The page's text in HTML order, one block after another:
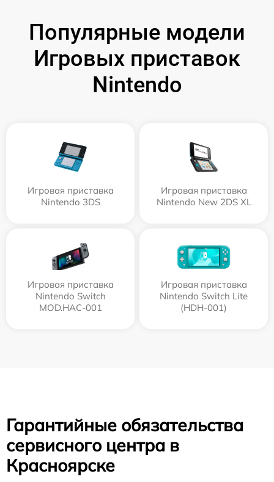
Популярные модели
Игровых приставок
Nintendo
Игровая приставка
Nintendo 3DS
Игровая приставка
Nintendo New 2DS XL
Игровая приставка
Nintendo Switch
MOD.HAC-001
Игровая приставка
Nintendo Switch Lite
(HDH-001)
Гарантийные обязательства
сервисного центра в
Красноярске